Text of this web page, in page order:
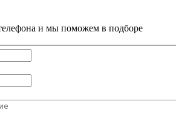
и мы поможем в подборе